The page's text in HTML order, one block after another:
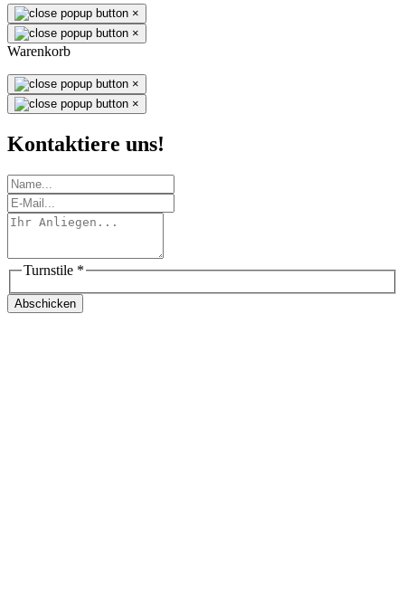
×
×
Warenkorb
×
×
Kontaktiere uns!
Turnstile *
Abschicken